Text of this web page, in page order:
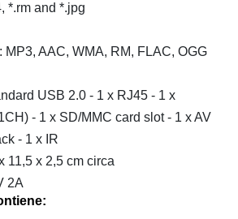
*.rm and *.jpg
MP3, AAC, WMA, RM, FLAC, OGG
USB 2.0 - 1 x RJ45 - 1 x
- 1 x SD/MMC card slot - 1 x AV
- 1 x IR
11,5 x 2,5 cm circa
2A